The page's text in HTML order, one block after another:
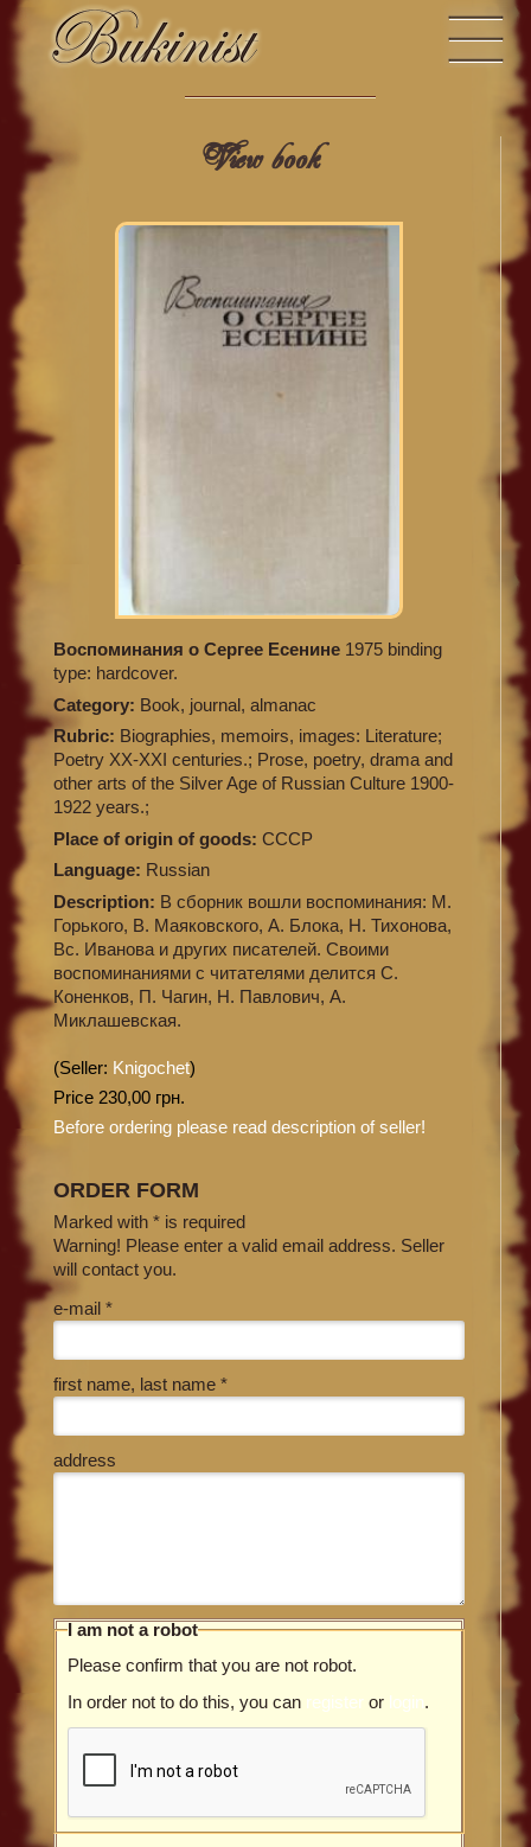
View book
Воспоминания о Сергее Есенине 1975 binding
type: hardcover.
Category: Book, journal, almanac
Rubric: Biographies, memoirs, images: Literature;
Poetry XX-XXI centuries.; Prose, poetry, drama and
other arts of the Silver Age of Russian Culture 1900-
1922 years.;
Place of origin of goods: СССР
Language: Russian
Description: В сборник вошли воспоминания: М.
Горького, В. Маяковского, А. Блока, Н. Тихонова,
Вс. Иванова и других писателей. Своими
воспоминаниями с читателями делится С.
Коненков, П. Чагин, Н. Павлович, А.
Миклашевская.
(Seller: Knigochet)
Price 230,00 грн.
Before ordering please read description of seller!
ORDER FORM
Marked with * is required
Warning! Please enter a valid email address. Seller
will contact you.
e-mail *
first name, last name *
address
I am not a robot
Please confirm that you are not robot.
In order not to do this, you can register or login.